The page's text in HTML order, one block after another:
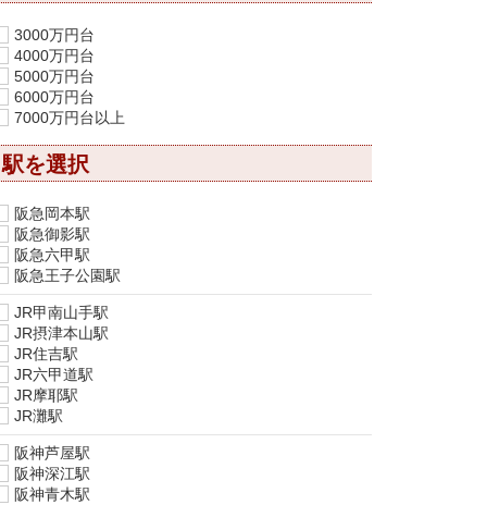
3000万円台
4000万円台
5000万円台
6000万円台
7000万円台以上
駅を選択
阪急岡本駅
阪急御影駅
阪急六甲駅
阪急王子公園駅
JR甲南山手駅
JR摂津本山駅
JR住吉駅
JR六甲道駅
JR摩耶駅
JR灘駅
阪神芦屋駅
阪神深江駅
阪神青木駅